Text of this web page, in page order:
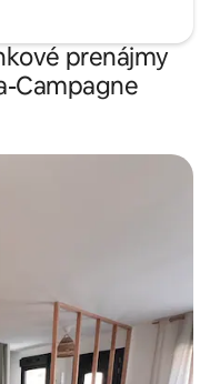
prenájmy
Campagne